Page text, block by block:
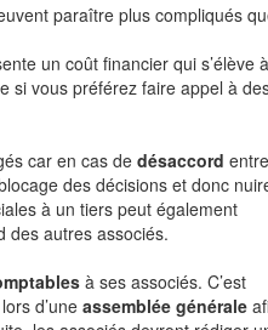
paraître plus compliqués
un coût financier qui s’élève à
si vous préférez faire appel à
car en cas dedésaccord
des décisions et donc
à un tiers peut également
des autres associés.
à ses associés. C’est
d’uneassemblée générale